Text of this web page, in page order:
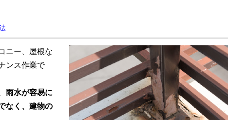
ニー、屋根な
ンス作業で
雨水が容易に
なく、建物の